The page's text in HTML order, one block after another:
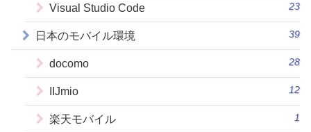
Visual Studio Code 23
日本のモバイル環境 39
docomo 28
IIJmio 12
楽天モバイル 1